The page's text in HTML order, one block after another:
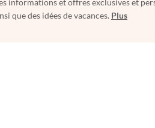
informations et offres exclusives et
que des idées de vacances. Plus